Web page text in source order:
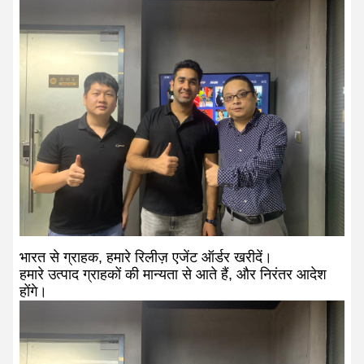
भारत से ग्राहक, हमारे रिलीज़ एजेंट ऑर्डर खरीदें।
हमारे उत्पाद ग्राहकों की मान्यता से आते हैं, और निरंतर आदेश
होंगे।